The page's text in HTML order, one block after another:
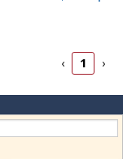
‹ 1 ›